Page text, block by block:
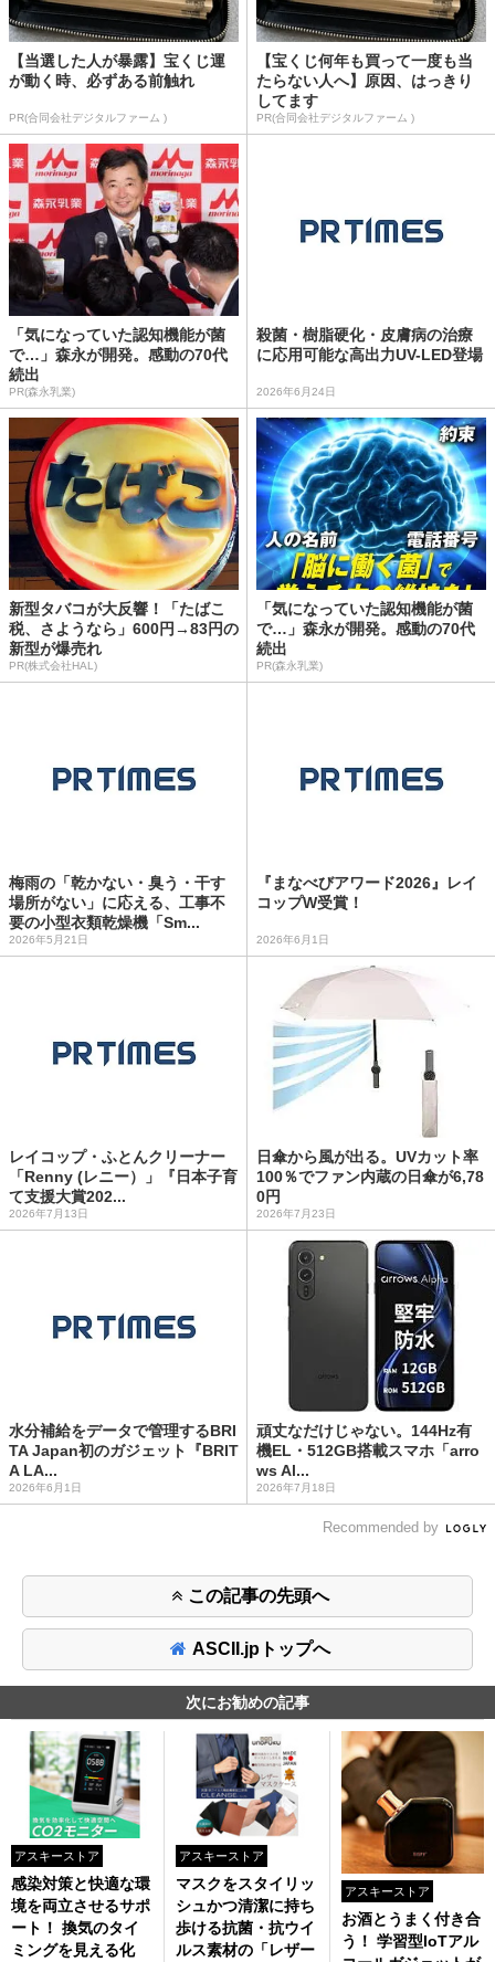
【当選した人が暴露】宝くじ運
が動く時、必ずある前触れ
PR(合同会社デジタルファーム )
【宝くじ何年も買って一度も当
たらない人へ】原因、はっきり
してます
PR(合同会社デジタルファーム )
「気になっていた認知機能が菌
で…」森永が開発。感動の70代
続出
PR(森永乳業)
殺菌・樹脂硬化・皮膚病の治療
に応用可能な高出力UV-LED登場
2026年6月24日
新型タバコが大反響！「たばこ
税、さようなら」600円→83円の
新型が爆売れ
PR(株式会社HAL)
「気になっていた認知機能が菌
で…」森永が開発。感動の70代
続出
PR(森永乳業)
梅雨の「乾かない・臭う・干す
場所がない」に応える、工事不
要の小型衣類乾燥機「Sm...
2026年5月21日
『まなべびアワード2026』レイ
コップW受賞！
2026年6月1日
レイコップ・ふとんクリーナー
「Renny (レニー）」『日本子育
て支援大賞202...
2026年7月13日
日傘から風が出る。UVカット率
100％でファン内蔵の日傘が6,78
0円
2026年7月23日
水分補給をデータで管理するBRI
TA Japan初のガジェット『BRIT
A LA...
2026年6月1日
頑丈なだけじゃない。144Hz有
機EL・512GB搭載スマホ「arro
ws Al...
2026年7月18日
Recommended by
この記事の先頭へ
ASCII.jpトップへ
次にお勧めの記事
アスキーストア
感染対策と快適な環
境を両立させるサポ
ート！ 換気のタイ
ミングを見える化
アスキーストア
マスクをスタイリッ
シュかつ清潔に持ち
歩ける抗菌・抗ウイ
ルス素材の「レザー
アスキーストア
お酒とうまく付き合
う！ 学習型IoTアル